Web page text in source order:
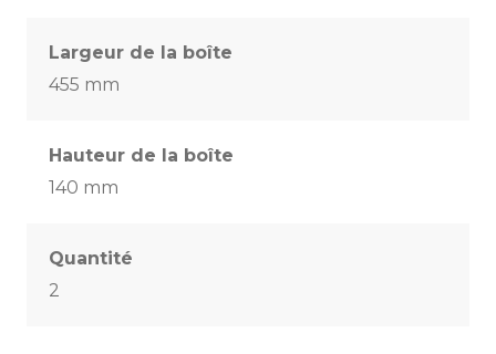
Largeur de la boîte
455 mm
Hauteur de la boîte
140 mm
Quantité
2